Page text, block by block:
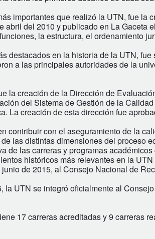
importantes que realizó la UTN, fue la
abril del 2010 y publicado en La Gaceta
la estructura, el ordenamiento
destacados en la historia de la UTN,
a las principales autoridades de la
la creación de la Dirección de
del Sistema de Gestión de la
La creación de esta dirección fue
contribuir con el aseguramiento de la
las distintas dimensiones del proceso
de las carreras y programas
históricos más relevantes en la
de 2015, al Consejo Nacional de
la UTN se integró oficialmente al
17 carreras acreditadas y 9 carreras